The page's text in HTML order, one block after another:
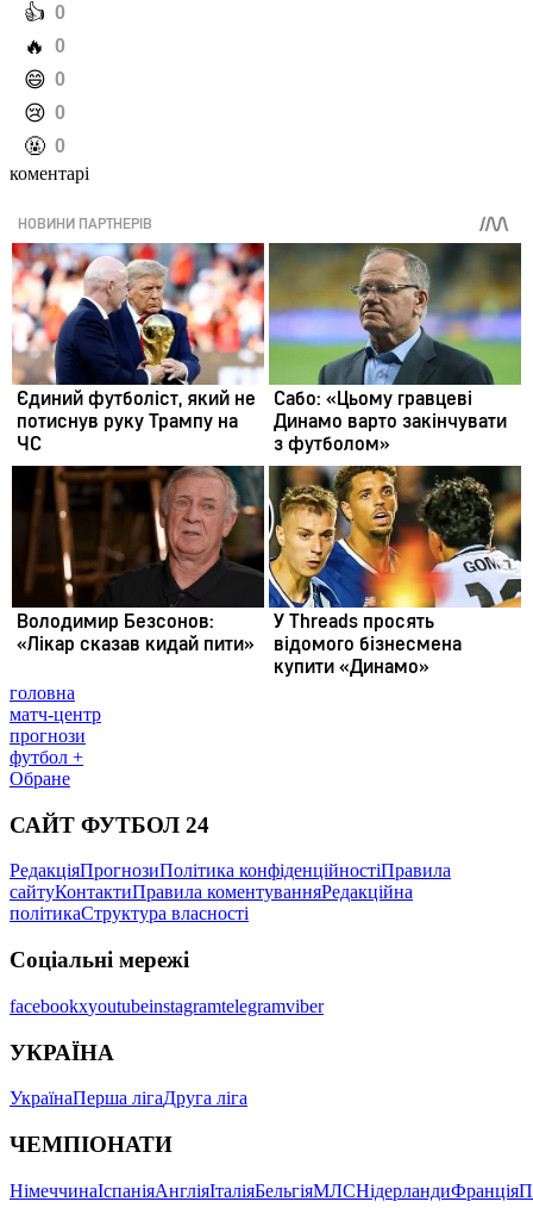
️👍 0
️🔥 0
️😄 0
️😢 0
️🤬 0
коментарі
головна
матч-центр
прогнози
футбол +
Обране
САЙТ ФУТБОЛ 24
РедакціяПрогнозиПолітика конфіденційностіПравила
сайтуКонтактиПравила коментуванняРедакційна
політикаСтруктура власності
Соціальні мережі
facebookxyoutubeinstagramtelegramviber
УКРАЇНА
УкраїнаПерша лігаДруга ліга
ЧЕМПІОНАТИ
НімеччинаІспаніяАнгліяІталіяБельгіяМЛСНідерландиФранція